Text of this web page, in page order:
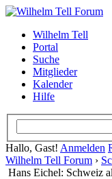
Wilhelm Tell
Portal
Suche
Mitglieder
Kalender
Hilfe
Hallo, Gast! Anmelden
Wilhelm Tell Forum ›
Hans Eichel: Schweiz